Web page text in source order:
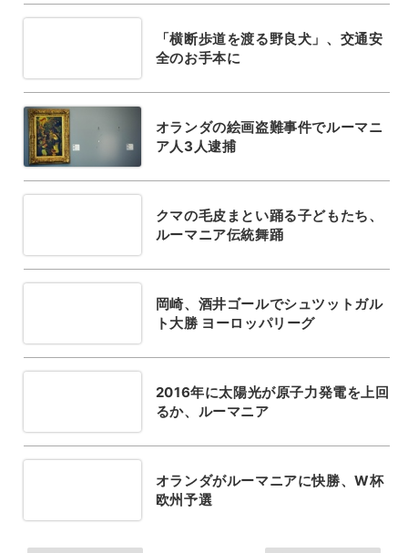
「横断歩道を渡る野良犬」、交通安
全のお手本に
オランダの絵画盗難事件でルーマニ
ア人3人逮捕
クマの毛皮まとい踊る子どもたち、
ルーマニア伝統舞踊
岡崎、酒井ゴールでシュツットガル
ト大勝 ヨーロッパリーグ
2016年に太陽光が原子力発電を上回
るか、ルーマニア
オランダがルーマニアに快勝、W杯
欧州予選